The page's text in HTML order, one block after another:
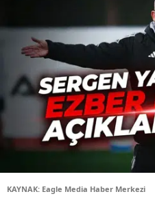
KAYNAK: Eagle Media Haber Merkezi